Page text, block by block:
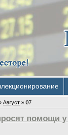
Август » 07
помощи у